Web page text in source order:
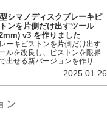
ツール」
jiwVmCb32N— IT技
ロードバイク (@FJT_TKS)
22, 2024何ができるの
いうと、出ているピス...
シマノディスクブレーキピ
ンを片側だけ出すツール
v3 を作りました
ーキピストンを片側だけ出す
ルを改良し、ピストンを限界
出せる新バージョンを作りま
た。前作よりも+2.18mm出せる
うになりました。寸法設計に関
は、数パターンを作って、オ
全な寸法設計に落ち着いてい
。ピストン出しチキンレース
2025.01.26
ン